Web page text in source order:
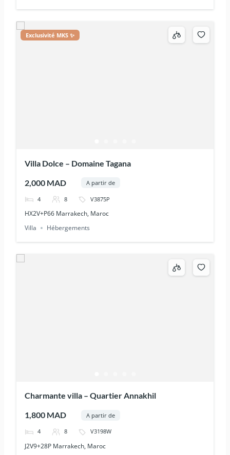
Exclusivité MKS ✨
Villa Dolce – Domaine Tagana
2,000 MAD A partir de
4 8 V3875P
HX2V+P66 Marrakech, Maroc
Villa
Hébergements
Charmante villa – Quartier Annakhil
1,800 MAD A partir de
4 8 V3198W
J2V9+28P Marrakech, Maroc